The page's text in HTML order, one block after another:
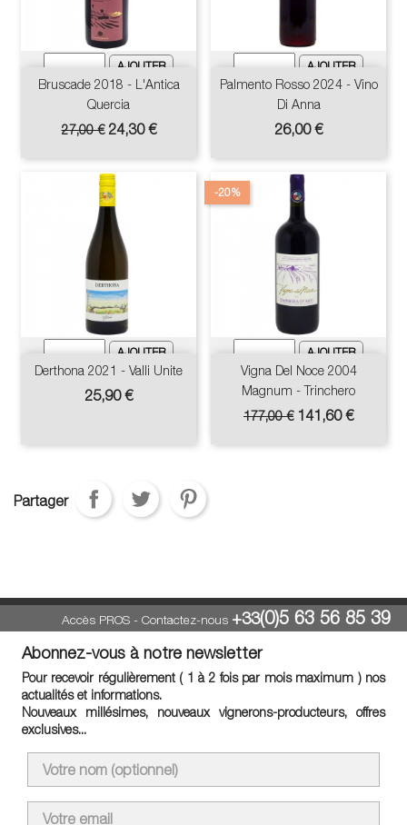
Bruscade 2018 - L'Antica
Quercia
Prix
base
27,00 € Prix
24,30 €
Palmento Rosso 2024 - Vino
Di Anna
Prix
26,00 €
Derthona 2021 - Valli Unite
Prix
25,90 €
Vigna Del Noce 2004
Magnum - Trinchero
Prix
base
177,00 €
-20%
Prix
141,60 €
Partager
Accès PROS- Contactez-nous +33(0)5 63 56 85 39
Abonnez-vous à notre newsletter
Pour recevoir régulièrement ( 1 à 2 fois par mois maximum ) nos
actualités et informations.
Nouveaux millésimes, nouveaux vignerons-producteurs, offres
exclusives...